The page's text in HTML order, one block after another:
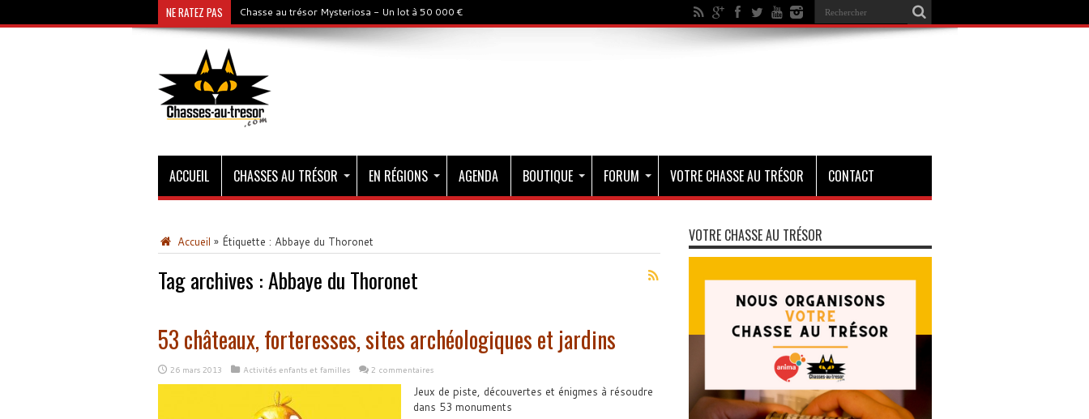
NE RATEZ PAS Chasse au trésor Mysteriosa - Un lot à 50 000 €
ACCUEIL CHASSES AU TRÉSOR EN RÉGIONS AGENDA BOUTIQUE FORUM VOTRE CHASSE AU TRÉSOR CONTACT
Accueil » Étiquette : Abbaye du Thoronet
Tag archives :Abbaye du Thoronet
53 châteaux, forteresses, sites archéologiques et jardins
26 mars 2013 Activités enfants et familles 2 commentaires
Jeux de piste, découvertes et énigmes à résoudre
dans 53 monuments
VOTRE CHASSE AU TRÉSOR